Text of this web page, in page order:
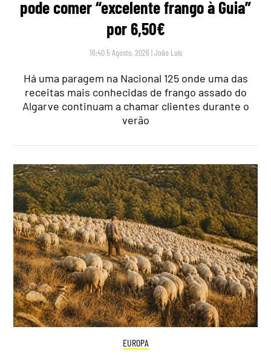
pode comer “excelente frango à Guia”
por 6,50€
16:40 5 Agosto, 2026 |João Luís
Há uma paragem na Nacional 125 onde uma das
receitas mais conhecidas de frango assado do
Algarve continuam a chamar clientes durante o
verão
EUROPA